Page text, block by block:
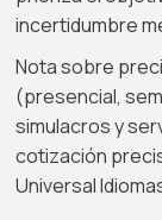
incertidumbre
Nota sobre
(presencial,
simulacros y
cotización
Universal